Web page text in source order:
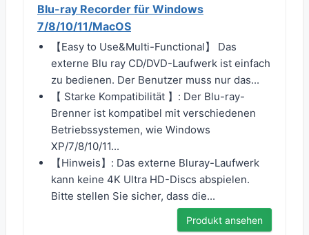
Blu-ray Recorder für Windows
7/8/10/11/MacOS
【Easy to Use&Multi-Functional】 Das
externe Blu ray CD/DVD-Laufwerk ist einfach
zu bedienen. Der Benutzer muss nur das...
【 Starke Kompatibilität 】: Der Blu-ray-
Brenner ist kompatibel mit verschiedenen
Betriebssystemen, wie Windows
XP/7/8/10/11...
【Hinweis】: Das externe Bluray-Laufwerk
kann keine 4K Ultra HD-Discs abspielen.
Bitte stellen Sie sicher, dass die...
Produkt ansehen